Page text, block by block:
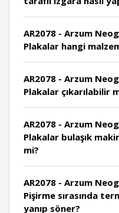
AR2078 - Arzum
Plakalar hangi
AR2078 - Arzum
Plakalar çıkarılabilir
AR2078 - Arzum
Plakalar bulaşık
mi?
AR2078 - Arzum
Pişirme sırasında
yanıp söner?